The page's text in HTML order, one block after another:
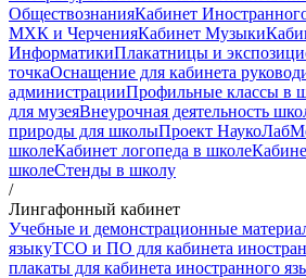
ОбществознанияКабинет
МХК и ЧерченияКабинет Музыки
ИнформатикиПлакатницы и
точкаОснащение для кабинета
администрацииПрофильные классы в
для музеяВнеурочная деятельность
природы для школыПроект НаукоЛаб
школеКабинет логопеда в школе
школеСтенды в школу
/
Лингафонный кабинет
Учебные и демонстрационные
языкуТСО и ПО для кабинета
плакаты для кабинета иностранного